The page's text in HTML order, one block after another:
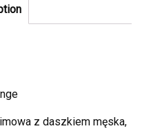
z daszkiem męska,